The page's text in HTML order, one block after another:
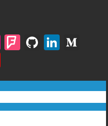
Fli F
rs
q
Gi
u
b
Li
e
dI
u
m
o
u
T